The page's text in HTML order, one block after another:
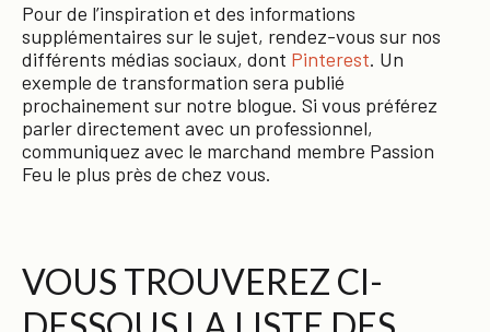
Pour de l’inspiration et des informations
supplémentaires sur le sujet, rendez-vous sur nos
différents médias sociaux, dont Pinterest. Un
exemple de transformation sera publié
prochainement sur notre blogue. Si vous préférez
parler directement avec un professionnel,
communiquez avec le marchand membre Passion
Feu le plus près de chez vous.
VOUS TROUVEREZ CI-